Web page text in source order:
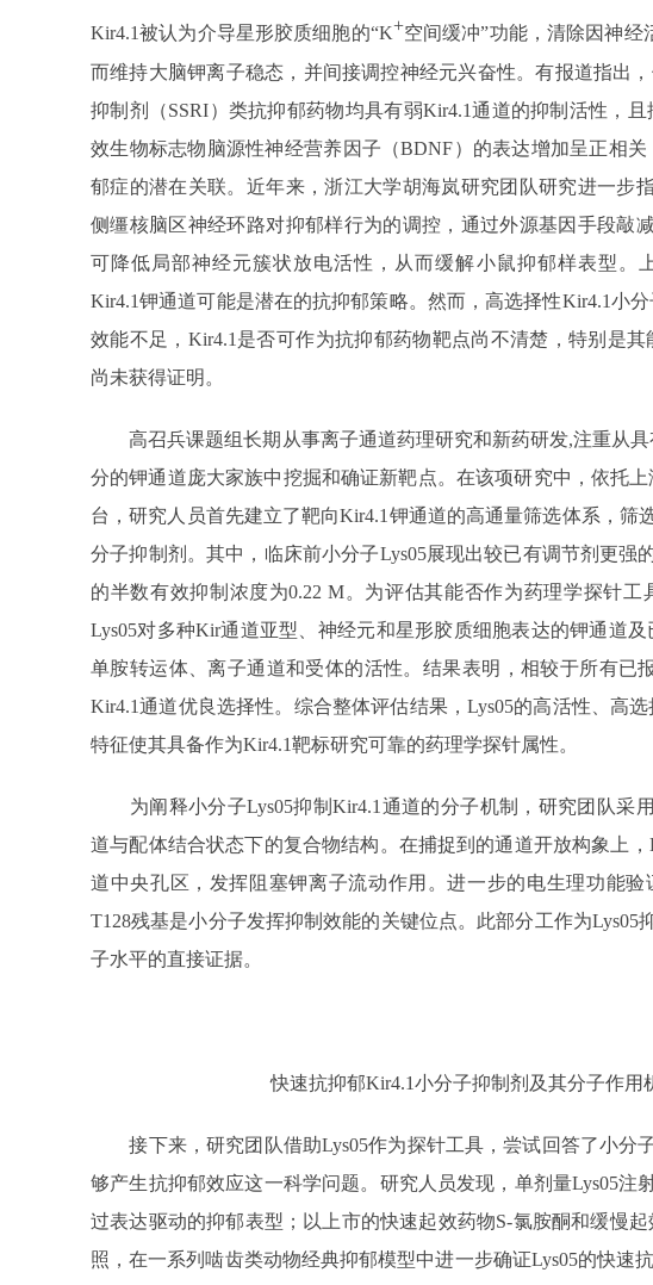
Kir4.1被认为介导星形胶质细胞的“K+空间缓冲”功能，清除因神经
而维持大脑钾离子稳态，并间接调控神经元兴奋性。有报道指出
抑制剂（SSRI）类抗抑郁药物均具有弱Kir4.1通道的抑制活性，
效生物标志物脑源性神经营养因子（BDNF）的表达增加呈正相
郁症的潜在关联。近年来，浙江大学胡海岚研究团队研究进一步
侧缰核脑区神经环路对抑郁样行为的调控，通过外源基因手段敲
可降低局部神经元簇状放电活性，从而缓解小鼠抑郁样表型。
Kir4.1钾通道可能是潜在的抗抑郁策略。然而，高选择性Kir4.1小
效能不足，Kir4.1是否可作为抗抑郁药物靶点尚不清楚，特别是
尚未获得证明。
高召兵课题组长期从事离子通道药理研究和新药研发,注重从具
分的钾通道庞大家族中挖掘和确证新靶点。在该项研究中，依托
台，研究人员首先建立了靶向Kir4.1钾通道的高通量筛选体系，筛
分子抑制剂。其中，临床前小分子Lys05展现出较已有调节剂更强
的半数有效抑制浓度为0.22 M。为评估其能否作为药理学探针工
Lys05对多种Kir通道亚型、神经元和星形胶质细胞表达的钾通道
单胺转运体、离子通道和受体的活性。结果表明，相较于所有已
Kir4.1通道优良选择性。综合整体评估结果，Lys05的高活性、高
特征使其具备作为Kir4.1靶标研究可靠的药理学探针属性。
为阐释小分子Lys05抑制Kir4.1通道的分子机制，研究团队采
道与配体结合状态下的复合物结构。在捕捉到的通道开放构象上，
道中央孔区，发挥阻塞钾离子流动作用。进一步的电生理功能验
T128残基是小分子发挥抑制效能的关键位点。此部分工作为Lys05
子水平的直接证据。
快速抗抑郁Kir4.1小分子抑制剂及其分子作用
接下来，研究团队借助Lys05作为探针工具，尝试回答了小分
够产生抗抑郁效应这一科学问题。研究人员发现，单剂量Lys05注
过表达驱动的抑郁表型；以上市的快速起效药物S-氯胺酮和缓慢
照，在一系列啮齿类动物经典抑郁模型中进一步确证Lys05的快速